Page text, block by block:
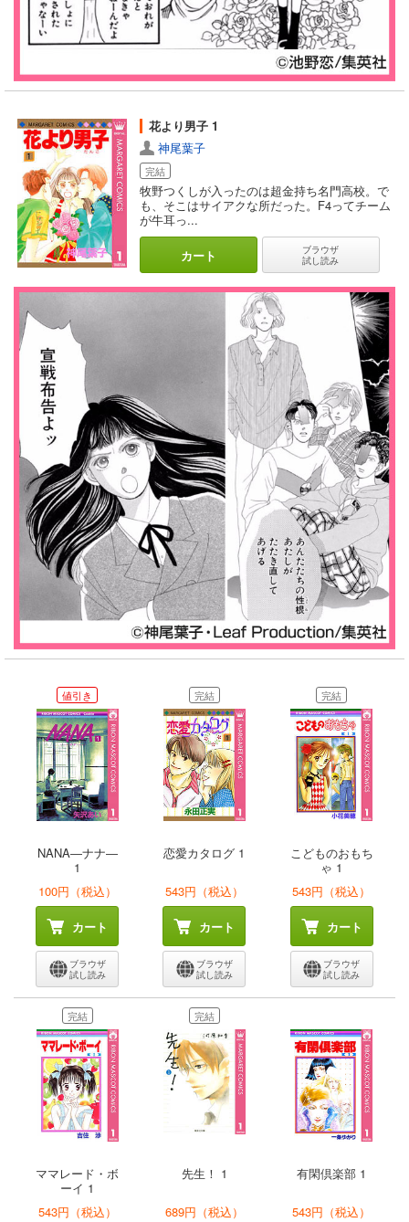
花より男子 1
神尾葉子
完結
牧野つくしが入ったのは超金持ち名門高校。で
も、そこはサイアクな所だった。F4ってチーム
が牛耳っ...
カート
ブラウザ
試し読み
値引き
NANA―ナナ―
1
100円（税込）
カート
ブラウザ
試し読み
完結
恋愛カタログ 1
543円（税込）
カート
ブラウザ
試し読み
完結
こどものおもち
ゃ 1
543円（税込）
カート
ブラウザ
試し読み
完結
ママレード・ボ
ーイ 1
543円（税込）
完結
先生！ 1
689円（税込）
有閑倶楽部 1
543円（税込）